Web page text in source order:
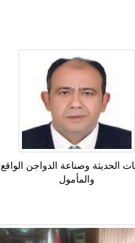
الحديثة وصناعة الدواجن الواقع
والمأمول